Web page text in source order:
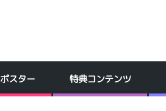
ポスター 特典コンテンツ